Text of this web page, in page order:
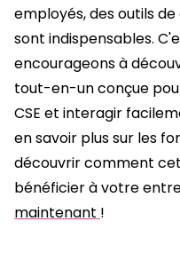
employés, des outils
sont indispensables.
encourageons à
tout-en-un conçue
CSE et interagir
en savoir plus sur les
découvrir comment
bénéficier à votre
maintenant !